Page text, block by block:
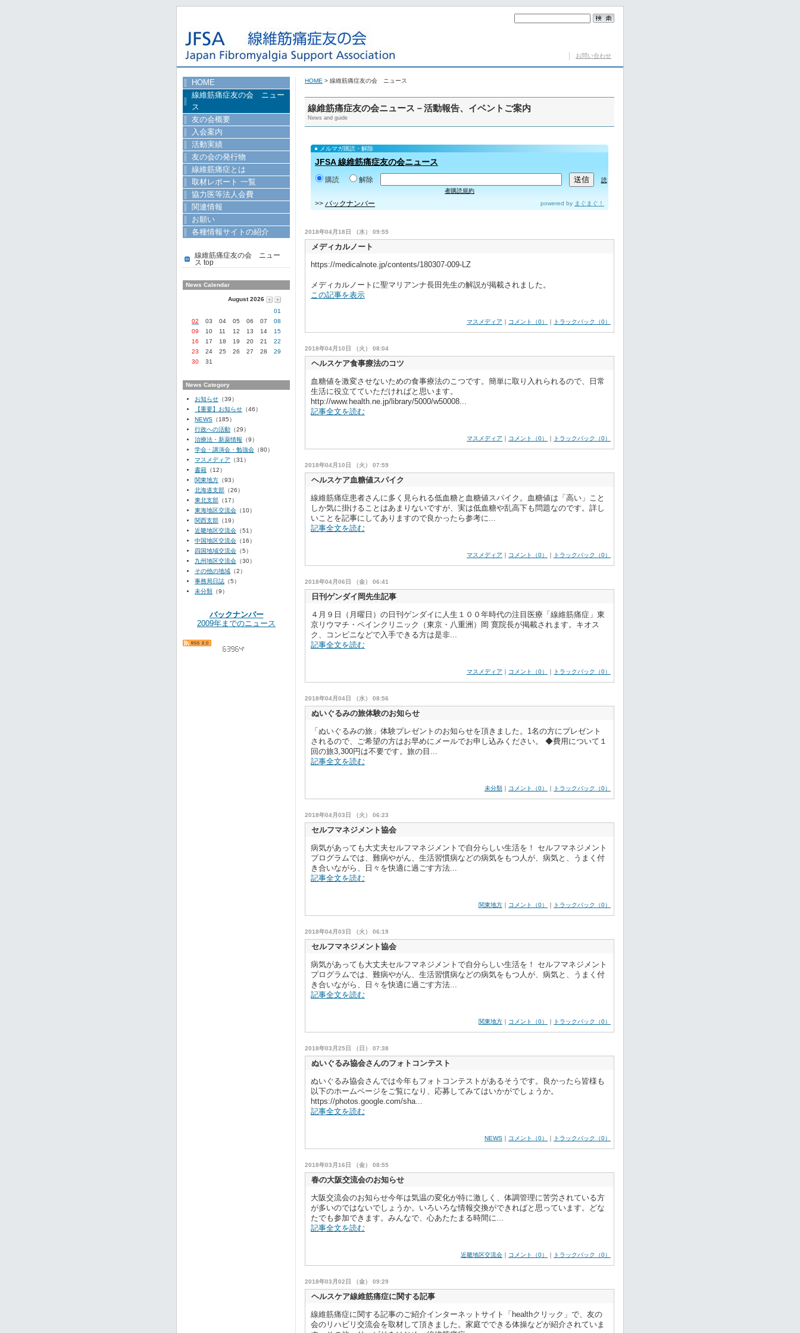
お問い合わせ
HOME > 線維筋痛症友の会 ニュース
線維筋痛症友の会ニュース－活動報告、イベントご案内
News and guide
メルマガ購読・解除
JFSA 線維筋痛症友の会ニュース
購読 解除
読
者購読規約
>> バックナンバー powered by まぐまぐ！
2018年04月18日 （水） 09:55
メディカルノート
https://medicalnote.jp/contents/180307-009-LZ
​メディカルノートに聖マリアンナ長田先生の解説が掲載されました。
この記事を表示
マスメディア ｜ コメント（0） ｜ トラックバック（0）
2018年04月10日 （火） 08:04
ヘルスケア食事療法のコツ
血糖値を激変させないための食事療法のこつです。簡単に取り入れられるので、日常
生活に役立てていただければと思います。
http://www.health.ne.jp/library/5000/w50008...
記事全文を読む
マスメディア ｜ コメント（0） ｜ トラックバック（0）
2018年04月10日 （火） 07:59
ヘルスケア血糖値スパイク
線維筋痛症患者さんに多く見られる低血糖と血糖値スパイク。​血糖値は「高い」こと
しか気に掛けることはあまりないですが、実は低血糖や乱高下も問題なのです。詳し
いことを記事にしてありますので良かったら参考に...
記事全文を読む
マスメディア ｜ コメント（0） ｜ トラックバック（0）
2018年04月06日 （金） 06:41
日刊ゲンダイ岡先生記事
４月９日（月曜日）の日刊ゲンダイに人生１００年時代の注目医療「線維筋痛症」東
京リウマチ・ペインクリニック（東京・八重洲）岡 寛院長が掲載されます。​キオス
ク、コンビニなどで入手できる方は是非...
記事全文を読む
マスメディア ｜ コメント（0） ｜ トラックバック（0）
2018年04月04日 （水） 08:56
ぬいぐるみの旅体験のお知らせ
「ぬいぐるみの旅」体験プレゼントのお知らせを頂きました。1名の方にプレゼント
されるので、ご希望の方はお早めにメールでお申し込みください。 ◆費用について１
回の旅3,300円は不要です。旅の目...
記事全文を読む
未分類 ｜ コメント（0） ｜ トラックバック（0）
2018年04月03日 （火） 06:23
セルフマネジメント協会
病気があっても大丈夫セルフマネジメントで自分らしい生活を！ セルフマネジメント
プログラムでは、難病やがん、生活習慣病などの病気をもつ人が、病気と、うまく付
き合いながら、日々を快適に過ごす方法...
記事全文を読む
関東地方 ｜ コメント（0） ｜ トラックバック（0）
2018年04月03日 （火） 06:19
セルフマネジメント協会
病気があっても大丈夫セルフマネジメントで自分らしい生活を！ セルフマネジメント
プログラムでは、難病やがん、生活習慣病などの病気をもつ人が、病気と、うまく付
き合いながら、日々を快適に過ごす方法...
記事全文を読む
関東地方 ｜ コメント（0） ｜ トラックバック（0）
2018年03月25日 （日） 07:38
ぬいぐるみ協会さんのフォトコンテスト
ぬいぐるみ協会さんでは今年もフォトコンテストがあるそうです。​良かったら皆様も
以下のホームページをご覧になり、応募してみてはいかがでしょうか。
https://photos.google.com/sha...
記事全文を読む
NEWS ｜ コメント（0） ｜ トラックバック（0）
2018年03月16日 （金） 08:55
春の大阪交流会のお知らせ
大阪交流会のお知らせ今年は気温の変化が特に激しく、体調管理に苦労されている方
が多いのではないでしょうか。いろいろな情報交換ができればと思っています。どな
たでも参加できます。みんなで、心あたたまる時間に...
記事全文を読む
近畿地区交流会 ｜ コメント（0） ｜ トラックバック（0）
2018年03月02日 （金） 09:29
ヘルスケア線維筋痛症に関する記事
線維筋痛症に関する記事のご紹介インターネットサイト「healthクリック」で、友の
会のリハビリ交流会を取材して頂きました。家庭でできる体操などが紹介されていま
HOME
線維筋痛症友の会 ニュー
ス
友の会概要
入会案内
活動実績
友の会の発行物
線維筋痛症とは
取材レポート 一覧
協力医等法人会費
関連情報
お願い
各種情報サイトの紹介
線維筋痛症友の会 ニュー
ス top
News Calendar
August 2026
01
02
03 04 05 06 07
08
09
10 11 12 13 14
15
16
17 18 19 20 21
22
23
24 25 26 27 28
29
30
31
News Category
お知らせ （39）
【重要】お知らせ （46）
NEWS （185）
行政への活動 （29）
治療法・新薬情報 （9）
学会・講演会・勉強会 （80）
マスメディア （31）
書籍 （12）
関東地方 （93）
北海道支部 （26）
東北支部 （17）
東海地区交流会 （10）
関西支部 （19）
近畿地区交流会 （51）
中国地区交流会 （16）
四国地域交流会 （5）
九州地区交流会 （30）
その他の地域 （2）
事務局日誌 （5）
未分類 （9）
バックナンバー
2009年までのニュース